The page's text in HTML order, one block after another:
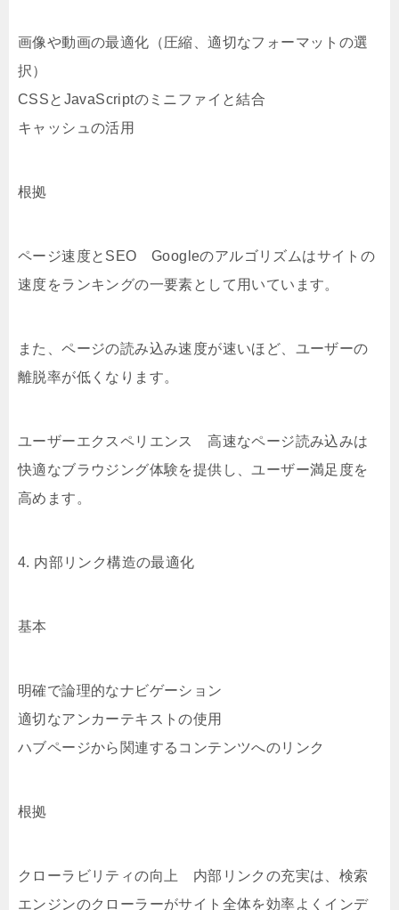
画像や動画の最適化（圧縮、適切なフォーマットの選
択）
CSSとJavaScriptのミニファイと結合
キャッシュの活用
根拠
ページ速度とSEO Googleのアルゴリズムはサイトの
速度をランキングの一要素として用いています。
また、ページの読み込み速度が速いほど、ユーザーの
離脱率が低くなります。
ユーザーエクスペリエンス 高速なページ読み込みは
快適なブラウジング体験を提供し、ユーザー満足度を
高めます。
4. 内部リンク構造の最適化
基本
明確で論理的なナビゲーション
適切なアンカーテキストの使用
ハブページから関連するコンテンツへのリンク
根拠
クローラビリティの向上 内部リンクの充実は、検索
エンジンのクローラーがサイト全体を効率よくインデ